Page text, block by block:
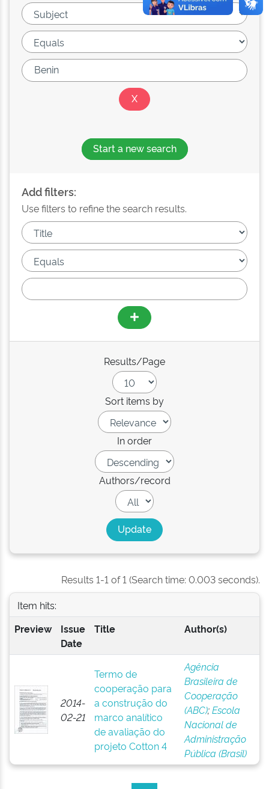
Start a new search
Add filters:
Use filters to refine the search results.
Results/Page
Sort items by
In order
Authors/record
Results 1-1 of 1 (Search time: 0.003 seconds).
Item hits:
Preview
Issue
Date
Title Author(s)
2014-
02-21
Termo de
cooperação para
a construção do
marco analítico
de avaliação do
projeto Cotton 4
Agência
Brasileira de
Cooperação
(ABC);Escola
Nacional de
Administração
Pública (Brasil)